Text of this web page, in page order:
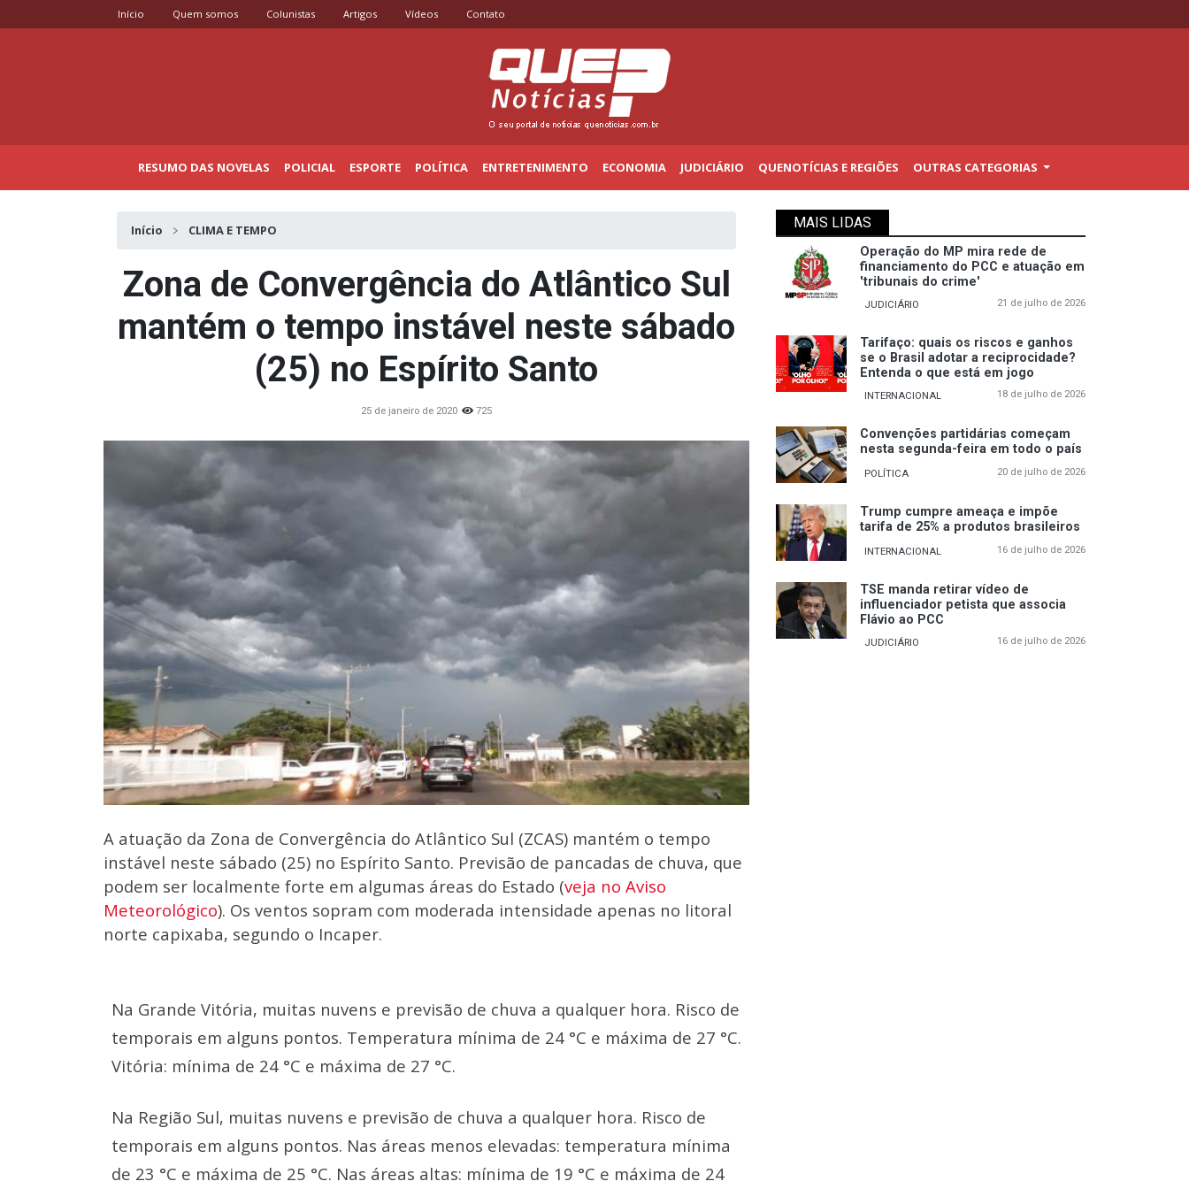
Início Quem somos Colunistas Artigos Vídeos Contato
RESUMO DAS NOVELAS POLICIAL ESPORTE POLÍTICA ENTRETENIMENTO ECONOMIA JUDICIÁRIO QUENOTÍCIAS E REGIÕES OUTRAS CATEGORIAS
Início CLIMA E TEMPO
Zona de Convergência do Atlântico Sul
mantém o tempo instável neste sábado
(25) no Espírito Santo
25 de janeiro de 2020 725
A atuação da Zona de Convergência do Atlântico Sul (ZCAS) mantém o tempo
instável neste sábado (25) no Espírito Santo. Previsão de pancadas de chuva, que
podem ser localmente forte em algumas áreas do Estado (veja no Aviso
Meteorológico). Os ventos sopram com moderada intensidade apenas no litoral
norte capixaba, segundo o Incaper.
Na Grande Vitória, muitas nuvens e previsão de chuva a qualquer hora. Risco de
temporais em alguns pontos. Temperatura mínima de 24 °C e máxima de 27 °C.
Vitória: mínima de 24 °C e máxima de 27 °C.
Na Região Sul, muitas nuvens e previsão de chuva a qualquer hora. Risco de
temporais em alguns pontos. Nas áreas menos elevadas: temperatura mínima
de 23 °C e máxima de 25 °C. Nas áreas altas: mínima de 19 °C e máxima de 24
MAIS LIDAS
Operação do MP mira rede de
financiamento do PCC e atuação em
'tribunais do crime'
JUDICIÁRIO 21 de julho de 2026
Tarifaço: quais os riscos e ganhos
se o Brasil adotar a reciprocidade?
Entenda o que está em jogo
INTERNACIONAL 18 de julho de 2026
Convenções partidárias começam
nesta segunda-feira em todo o país
POLÍTICA 20 de julho de 2026
Trump cumpre ameaça e impõe
tarifa de 25% a produtos brasileiros
INTERNACIONAL 16 de julho de 2026
TSE manda retirar vídeo de
influenciador petista que associa
Flávio ao PCC
JUDICIÁRIO 16 de julho de 2026